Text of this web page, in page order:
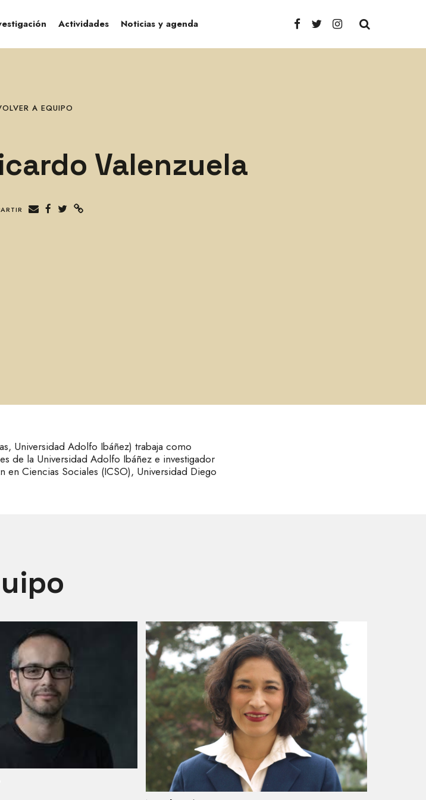
Actividades Noticias y agenda
A EQUIPO
Valenzuela
Universidad Adolfo Ibáñez) trabaja como
de la Universidad Adolfo Ibáñez e investigador
en Ciencias Sociales (ICSO), Universidad Diego